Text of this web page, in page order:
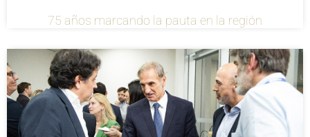
75 años marcando la pauta en la región